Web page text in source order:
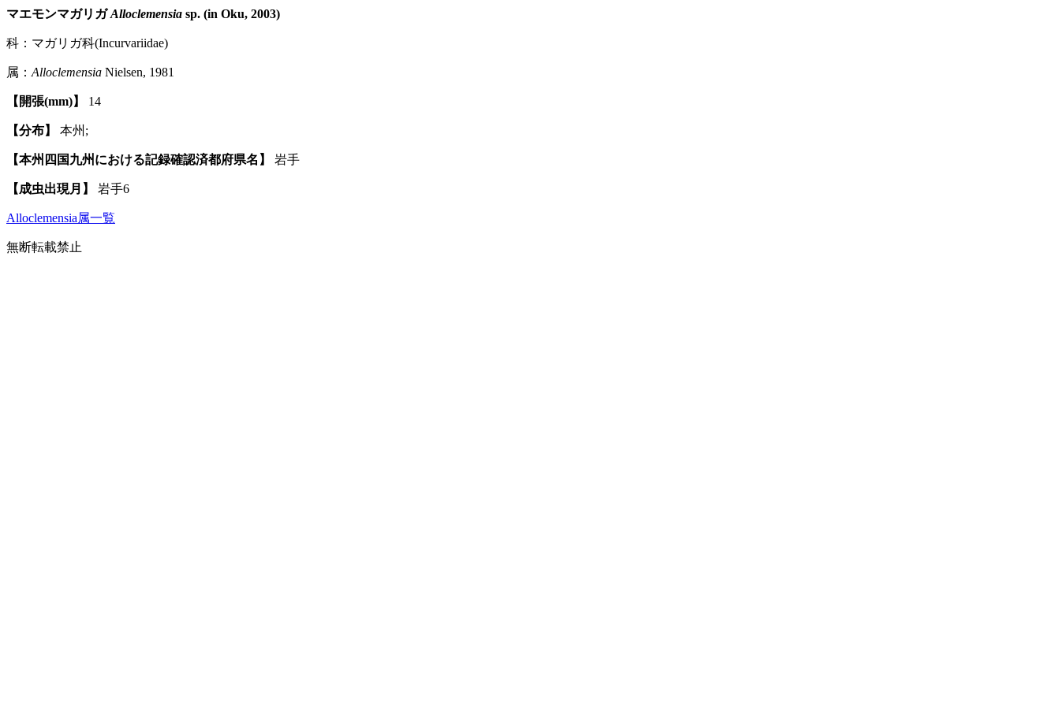
マエモンマガリガAlloclemensia sp. (in Oku, 2003)
科：マガリガ科(Incurvariidae)
属： Alloclemensia Nielsen, 1981
【開張(mm)】 14
【分布】 本州;
【本州四国九州における記録確認済都府県名】 岩手
【成虫出現月】 岩手6
Alloclemensia属一覧
無断転載禁止